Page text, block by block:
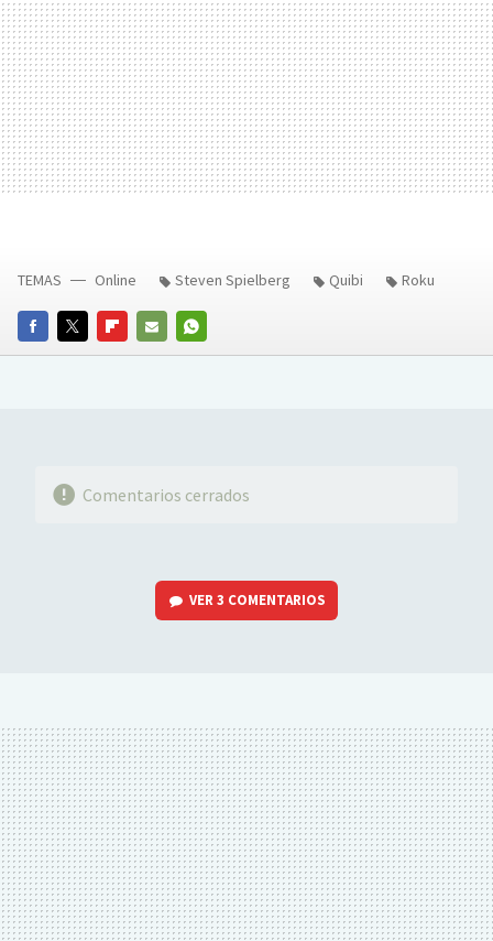
FACEBOOKTWITTERFLIPBOARD
E-
WHATSAPP
TEMAS Online Steven Spielberg Quibi Roku
Comentarios cerrados
VER3 COMENTARIOS